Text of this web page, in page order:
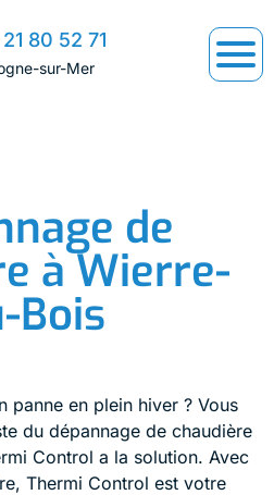
80 52 71
sur-Mer
de
à Wierre-
Bois
panne en plein hiver ? Vous
du dépannage de chaudière
Control a la solution. Avec
Thermi Control est votre